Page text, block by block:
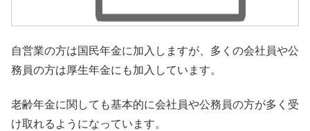
自営業の方は国民年金に加入しますが、多くの会社員や公
務員の方は厚生年金にも加入しています。
老齢年金に関しても基本的に会社員や公務員の方が多く受
け取れるようになっています。